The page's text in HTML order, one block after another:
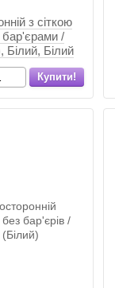
з сіткою
бар'єрами /
Білий, Білий
Купити!